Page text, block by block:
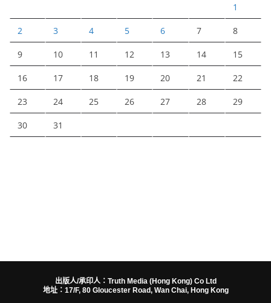
1
2 3 4 5 6 7 8
9 10 11 12 13 14 15
16 17 18 19 20 21 22
23 24 25 26 27 28 29
30 31
出版人/承印人：Truth Media (Hong Kong) Co Ltd
地址：17/F, 80 Gloucester Road, Wan Chai, Hong Kong